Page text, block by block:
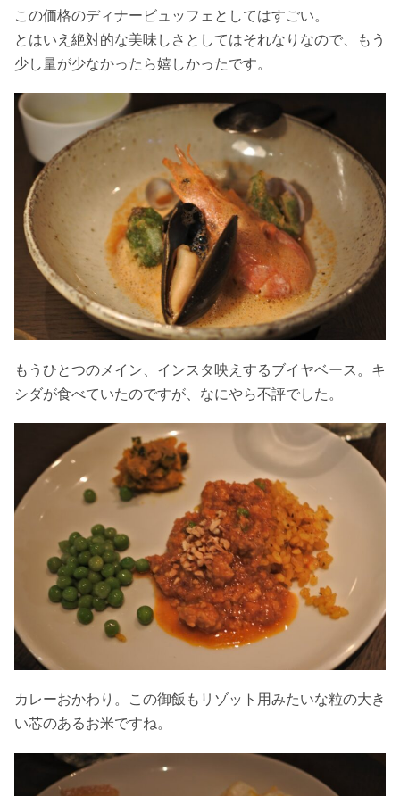
この価格のディナービュッフェとしてはすごい。
とはいえ絶対的な美味しさとしてはそれなりなので、もう
少し量が少なかったら嬉しかったです。
もうひとつのメイン、インスタ映えするブイヤベース。キ
シダが食べていたのですが、なにやら不評でした。
カレーおかわり。この御飯もリゾット用みたいな粒の大き
い芯のあるお米ですね。